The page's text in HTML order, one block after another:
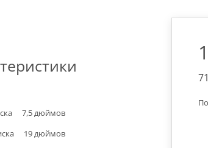
7,5дюймов
19дюймов